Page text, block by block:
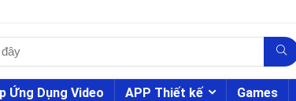
Ứng Dụng Video APP Thiết kế Games